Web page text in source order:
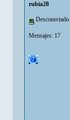
rubia28
Desconectado
Mensajes: 17